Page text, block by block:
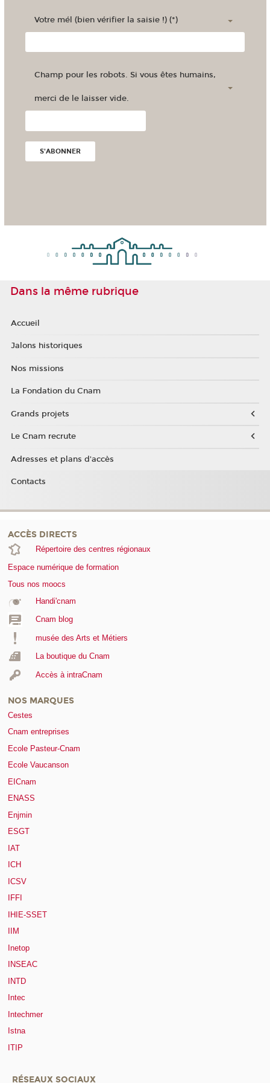
Votre mél (bien vérifier la saisie !) (*)
Champ pour les robots. Si vous êtes humains,
merci de le laisser vide.
Dans la même rubrique
Accueil
Jalons historiques
Nos missions
La Fondation du Cnam
Grands projets
Le Cnam recrute
Adresses et plans d'accès
Contacts
ACCÈS DIRECTS
Répertoire des centres régionaux
Espace numérique de formation
Tous nos moocs
Handi'cnam
Cnam blog
musée des Arts et Métiers
La boutique du Cnam
Accès à intraCnam
NOS MARQUES
Cestes
Cnam entreprises
Ecole Pasteur-Cnam
Ecole Vaucanson
EICnam
ENASS
Enjmin
ESGT
IAT
ICH
ICSV
IFFI
IHIE-SSET
IIM
Inetop
INSEAC
INTD
Intec
Intechmer
Istna
ITIP
RÉSEAUX SOCIAUX